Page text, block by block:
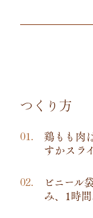
つくり方
鶏もも肉
すかスラ
ビニール
み、1時